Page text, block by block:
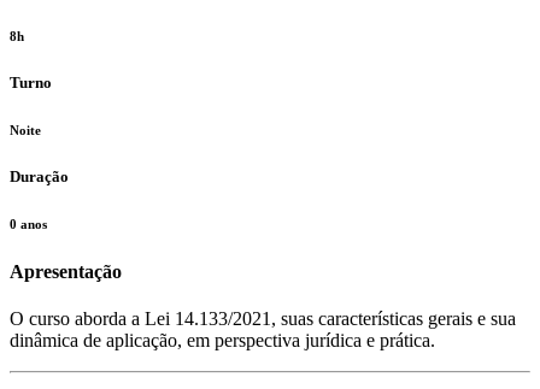
8h
Turno
Noite
Duração
0 anos
Apresentação
O curso aborda a Lei 14.133/2021, suas características gerais e sua
dinâmica de aplicação, em perspectiva jurídica e prática.